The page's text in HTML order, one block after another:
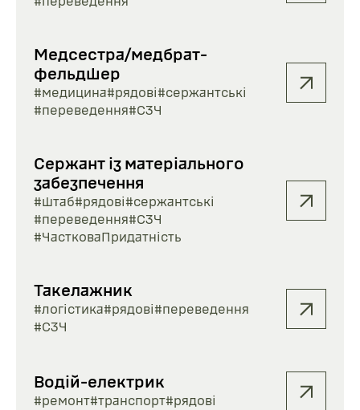
Медсестра/медбрат-
фельдшер
#медицина#рядові#сержантські
#переведення#СЗЧ
Сержант із матеріального
забезпечення
#штаб#рядові#сержантські
#переведення#СЗЧ
#ЧастковаПридатність
Такелажник
#логістика#рядові#переведення
#СЗЧ
Водій-електрик
#ремонт#транспорт#рядові